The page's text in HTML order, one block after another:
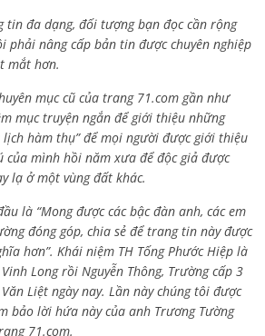
tin đa dạng, đối tượng bạn đọc cần rộng
phải nâng cấp bản tin được chuyên nghiệp
mắt hơn.
mục cũ của trang 71.com gần như
mục truyện ngắn để giới thiệu những
lịch hàm thụ” để mọi người được giới thiệu
của mình hồi năm xưa để độc giả được
lạ ở một vùng đất khác.
là “Mong được các bậc đàn anh, các em
đóng góp, chia sẻ để trang tin này được
hơn”. Khái niệm TH Tống Phước Hiệp là
Long rồi Nguyễn Thông, Trường cấp 3
Liệt ngày nay. Lần này chúng tôi được
bảo lời hứa này của anh Trương Tường
71.com.